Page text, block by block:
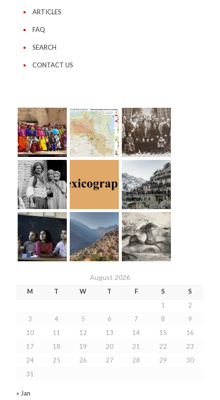
ARTICLES
FAQ
SEARCH
CONTACT US
August 2026
M T W T F S
S
1
2
3
4 5 6 7 8
9
10
11 12 13 14 15
16
17
18 19 20 21 22
23
24
25 26 27 28 29
30
31
« Jan